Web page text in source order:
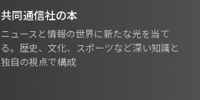
共同通信社の本
ニュースと情報の世界に新たな光を当て
る。歴史、文化、スポーツなど深い知識と
独自の視点で構成